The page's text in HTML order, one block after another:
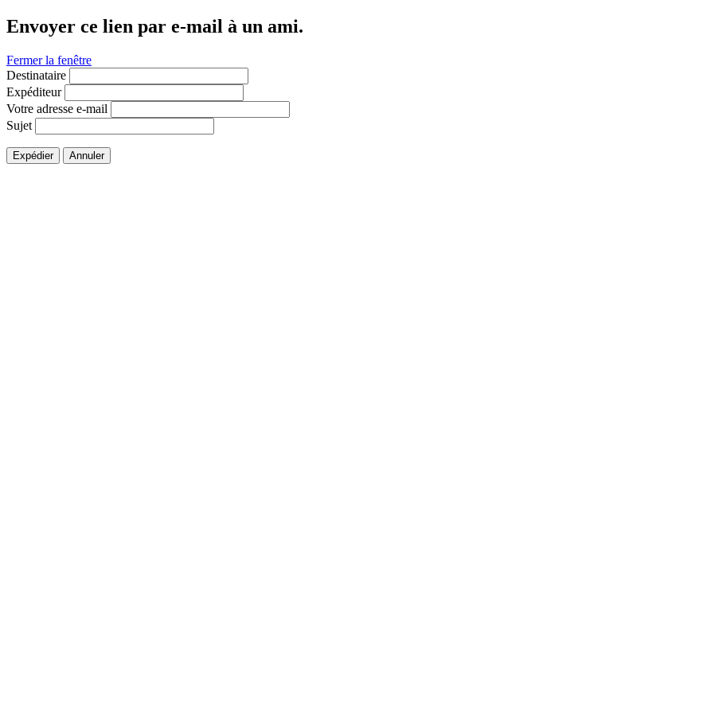
Envoyer ce lien par e-mail à un ami.
Fermer la fenêtre
Destinataire
Expéditeur
Votre adresse e-mail
Sujet
Expédier Annuler